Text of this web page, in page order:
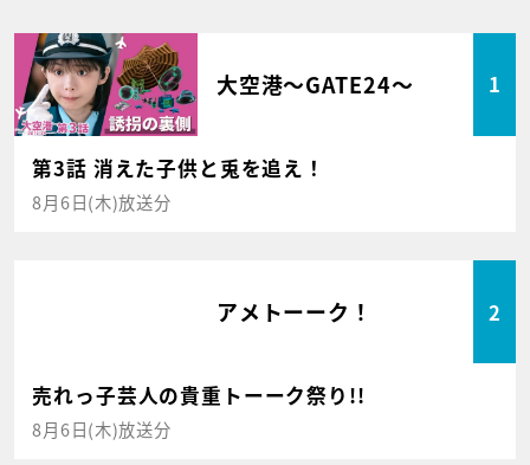
大空港～GATE24～ 1
第3話 消えた子供と兎を追え！
8月6日(木)放送分
アメトーーク！ 2
売れっ子芸人の貴重トーーク祭り!!
8月6日(木)放送分